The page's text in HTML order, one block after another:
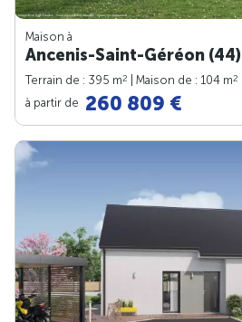
Maison à
Ancenis-Saint-Géréon (44)
Terrain de : 395 m2 | Maison de : 104 m2
à partir de 260 809 €